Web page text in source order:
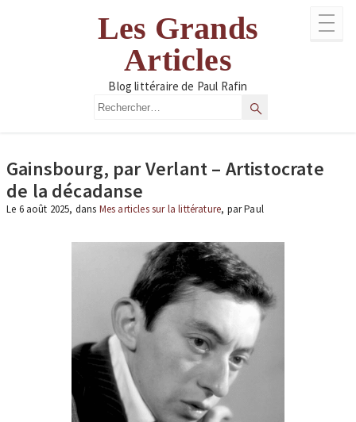
Les Grands
Articles
Blog littéraire de Paul Rafin
Rechercher Rechercher
Gainsbourg, par Verlant – Artistocrate
de la décadanse
Le 6 août 2025, dans Mes articles sur la littérature, par Paul